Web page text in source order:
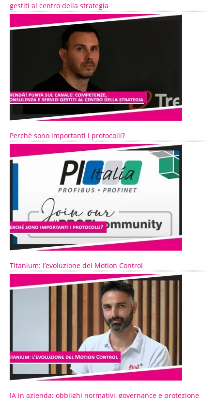
gestiti al centro della strategia
Perché sono importanti i protocolli?
Titanium: l’evoluzione del Motion Control
IA in azienda: obblighi normativi, governance e protezione